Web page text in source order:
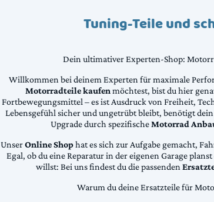
Tuning-Teile und
Dein ultimativer Experten-Shop:
Willkommen bei deinem Experten für maximale
Motorradteile kaufenmöchtest, bist du hier
Fortbewegungsmittel – es ist Ausdruck von Freiheit,
Lebensgefühl sicher und ungetrübt bleibt, benötigt
Upgrade durch spezifischeMotorrad
UnserOnline Shophat es sich zur Aufgabe gemacht,
Egal, ob du eine Reparatur in der eigenen Garage
willst: Bei uns findest du die passenden
Warum du deine Ersatzteile für